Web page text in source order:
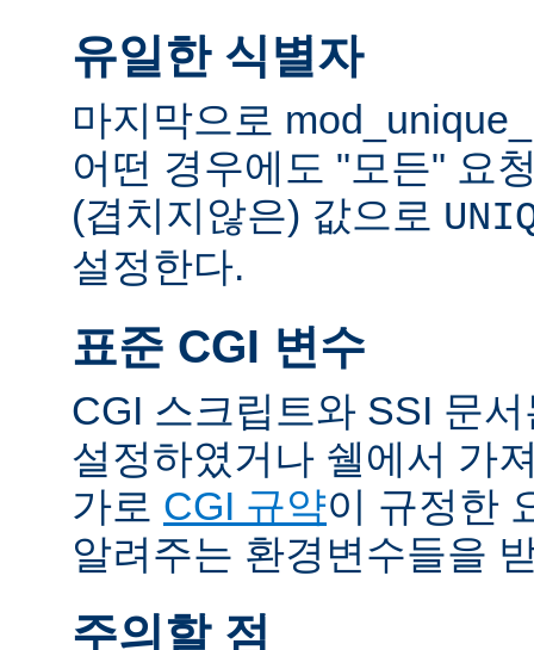
유일한 식별자
마지막으로
어떤 경우에도 "모든" 요
(겹치지않은) 값으로
설정한다.
표준 CGI 변수
CGI 스크립트와 SSI 문
설정하였거나 쉘에서 가
가로 CGI 규약이 규정한
알려주는 환경변수들을
주의할 점